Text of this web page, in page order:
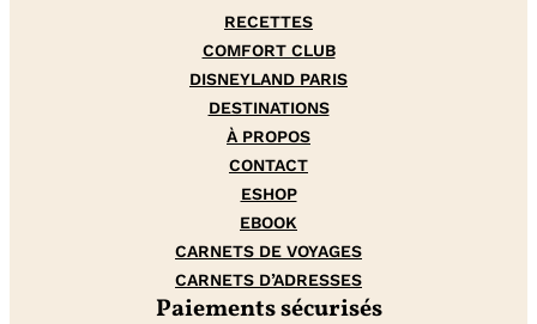
RECETTES
COMFORT CLUB
DISNEYLAND PARIS
DESTINATIONS
À PROPOS
CONTACT
ESHOP
EBOOK
CARNETS DE VOYAGES
CARNETS D’ADRESSES
Paiements sécurisés